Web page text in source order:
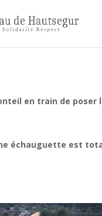
en train de
échauguette est